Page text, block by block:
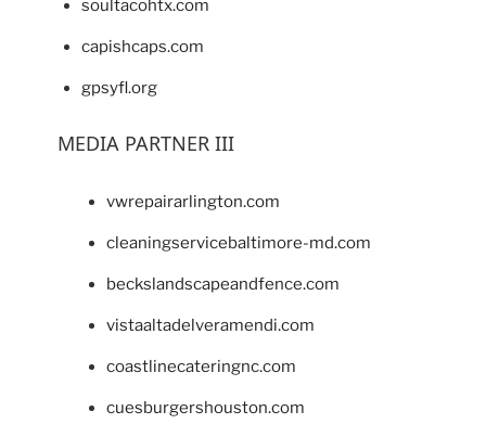
soultacohtx.com
capishcaps.com
gpsyfl.org
MEDIA PARTNER III
vwrepairarlington.com
cleaningservicebaltimore-md.com
beckslandscapeandfence.com
vistaaltadelveramendi.com
coastlinecateringnc.com
cuesburgershouston.com